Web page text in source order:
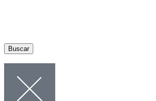
Buscar